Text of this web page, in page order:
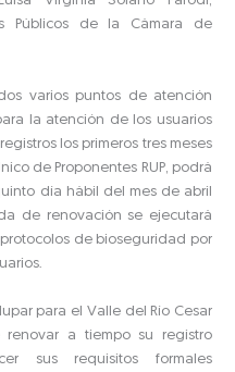
Públicos de la Cámara de
varios puntos de atención
la atención de los usuarios
los primeros tres meses
de Proponentes RUP, podrá
día hábil del mes de abril
de renovación se ejecutará
de bioseguridad por
para el Valle del Río Cesar
renovar a tiempo su registro
sus requisitos formales